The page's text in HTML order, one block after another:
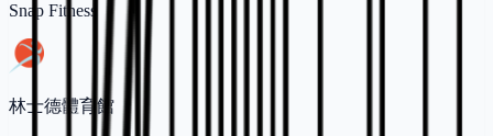
Snap Fitness
林士德體育館